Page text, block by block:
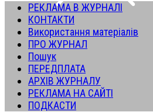
РЕКЛАМА В ЖУРНАЛІ
КОНТАКТИ
Використання матеріалів
ПРО ЖУРНАЛ
Пошук
ПЕРЕДПЛАТА
АРХІВ ЖУРНАЛУ
РЕКЛАМА НА САЙТІ
ПОДКАСТИ